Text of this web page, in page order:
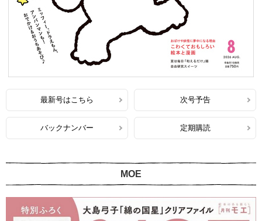
最新号はこちら 次号予告
バックナンバー 定期購読
MOE